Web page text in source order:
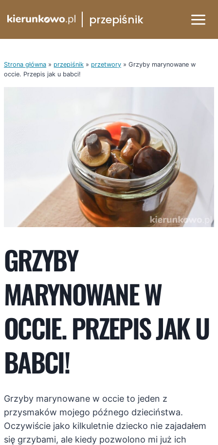
do
przepiśnik
Strona główna » przepiśnik » przetwory » Grzyby marynowane w
occie. Przepis jak u babci!
GRZYBY
MARYNOWANE W
OCCIE. PRZEPIS JAK U
BABCI!
Grzyby marynowane w occie to jeden z
przysmaków mojego późnego dzieciństwa.
Oczywiście jako kilkuletnie dziecko nie zajadałem
się grzybami, ale kiedy pozwolono mi już ich